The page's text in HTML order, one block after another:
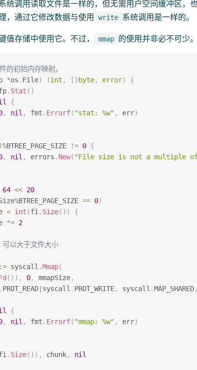
统调用读取文件是一样的，但无需用户空间缓冲区，
，通过它修改数据与使用
write 系统调用是一样的。
值存储中使用它。不过， mmap 的使用并非必不可少
初始内存映射。
*os . File) (int , [ ]byte, error)
{
. Stat ( )
{
, nil , fmt . Errorf( "stat: %w" , err)
)%BTREE_PAGE_SIZE != 0 {
, nil , errors . New( "File size is not a multiple
64 << 20
%BTREE_PAGE_SIZE == 0)
< int (fi . Size( ) )
{
*= 2
以大于文件大小
:= syscall .Mmap(
( ) ) , 0, mmapSize,
. PROT_READ| syscall . PROT_WRITE, syscall .MAP_SHARED
{
, nil , fmt . Errorf( "mmap: %w" , err)
. Size( ) ) , chunk,
nil